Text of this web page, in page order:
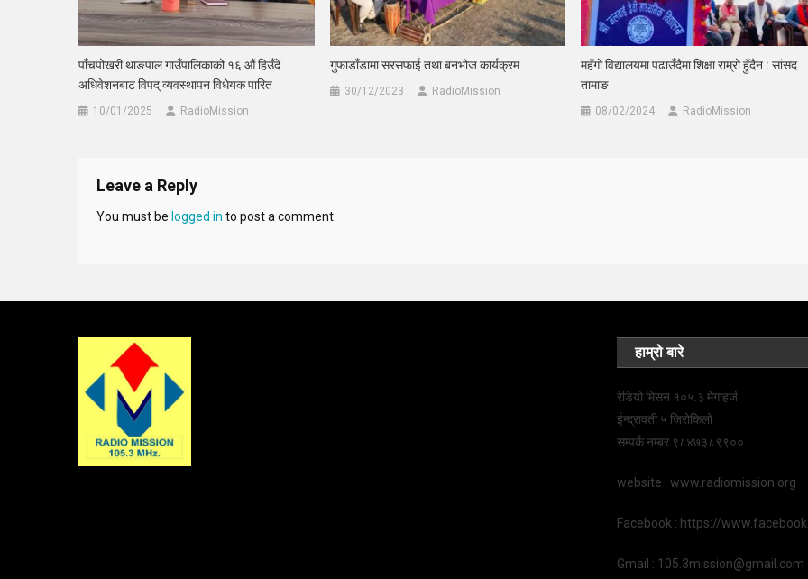
पाँचपोखरी थाङपाल गाउँपालिकाको १६ औं हिउँदे
अधिवेशनबाट विपद् व्यवस्थापन विधेयक पारित
10/01/2025 RadioMission
गुफाडाँडामा सरसफाई तथा बनभोज कार्यक्रम
30/12/2023 RadioMission
महँगो विद्यालयमा पढाउँदैमा शिक्षा राम्रो हुँदैन : सांसद
तामाङ
08/02/2024 RadioMission
Leave a Reply
You must be logged in to post a comment.
हाम्रो बारे
रेडियो मिसन १०५.३ मेगाहर्ज
ईन्द्रावती ५ जिरोकिलो
सम्पर्क नम्बर ९८४७३८९९००
website : www.radiomission.org
Facebook : https://
Gmail : 105.3mission@gmail.com